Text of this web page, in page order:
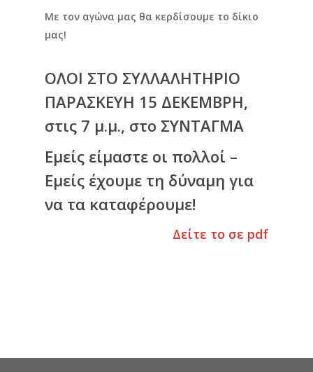
Με τον αγώνα μας θα κερδίσουμε το δίκιο
μας!
ΟΛΟΙ ΣΤΟ ΣΥΛΛΑΛΗΤΗΡΙΟ
ΠΑΡΑΣΚΕΥΗ 15 ΔΕΚΕΜΒΡΗ,
στις 7 μ.μ., στο ΣΥΝΤΑΓΜΑ
Εμείς είμαστε οι πολλοί –
Εμείς έχουμε τη δύναμη για
να τα καταφέρουμε!
Δείτε το σε pdf